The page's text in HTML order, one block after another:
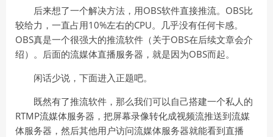
后来想了一个解决方法，用OBS软件直接推流。OBS比
较给力，一直占用10%左右的CPU。几乎没有任何卡感。
OBS真是一个很强大的推流软件（关于OBS在后续文章会介
绍）。后面的流媒体直播服务器，就是因为OBS而起。
闲话少说，下面进入正题吧。
既然有了推流软件，那么我们可以自己搭建一个私人的
RTMP流媒体服务器，把屏幕录像转化成视频流推送到流媒
体服务器，然后其他用户访问流媒体服务器就能看到直播